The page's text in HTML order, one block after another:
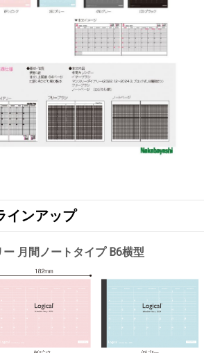
インアップ
月間ノートタイプ B6横型